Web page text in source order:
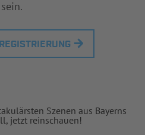
sein.
Szenen aus Bayerns
jetzt reinschauen!